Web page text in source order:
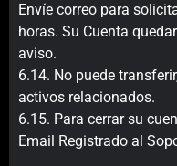
Envíe correo para
horas. Su Cuenta
aviso.
6.14. No puede
activos relacionados.
6.15. Para cerrar su
Email Registrado al